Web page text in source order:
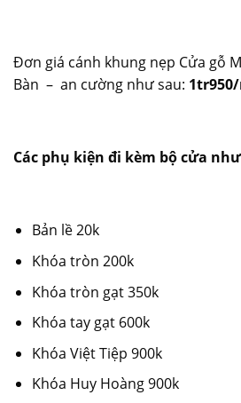
Đơn giá cánh khung nẹp Cửa gỗ
Bàn – an cường như sau:
Các phụ kiện đi kèm bộ cửa
Bản lề 20k
Khóa tròn 200k
Khóa tròn gạt 350k
Khóa tay gạt 600k
Khóa Việt Tiệp 900k
Khóa Huy Hoàng 900k